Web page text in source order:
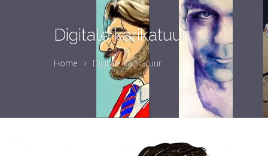
Digitale karikatuur
Home Digitale karikatuur